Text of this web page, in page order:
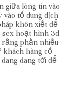
giữa lòng tin vào
vào tố dung dịch
khôn xiết để
sex hoạt hình 3d
rằng phần nhiều
hàng cố
đang tới để